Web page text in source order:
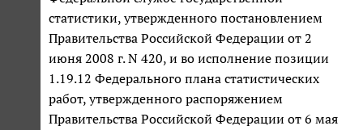
статистики, утвержденного постановлением
Правительства Российской Федерации от 2
июня 2008 г. N 420, и во исполнение позиции
1.19.12 Федерального плана статистических
работ, утвержденного распоряжением
Правительства Российской Федерации от 6 мая